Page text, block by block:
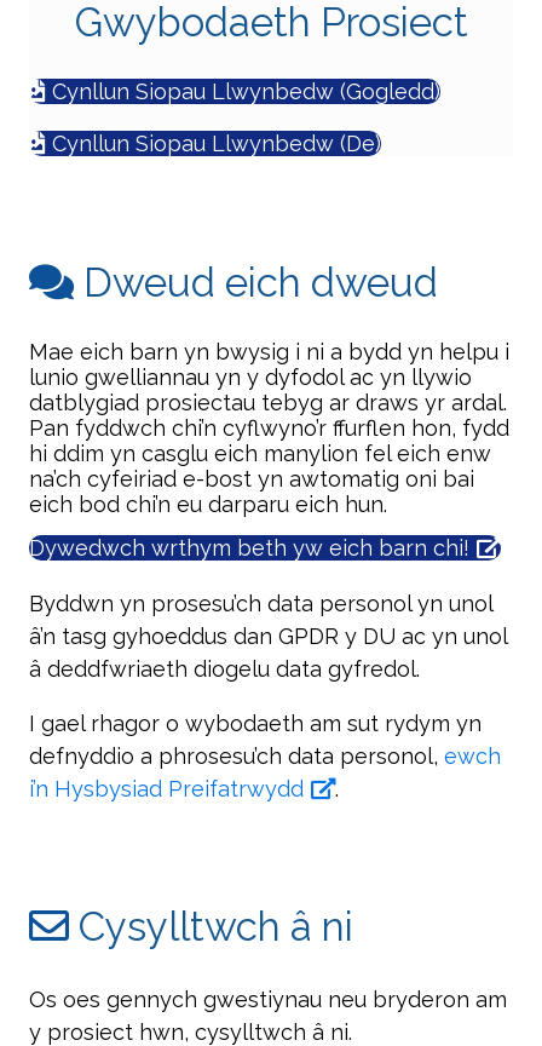
Gwybodaeth Prosiect
Cynllun Siopau Llwynbedw (Gogledd)
Cynllun Siopau Llwynbedw (De)
Dweud eich dweud
Mae eich barn yn bwysig i ni a bydd yn helpu i
lunio gwelliannau yn y dyfodol ac yn llywio
datblygiad prosiectau tebyg ar draws yr ardal.
Pan fyddwch chi’n cyflwyno’r ffurflen hon, fydd
hi ddim yn casglu eich manylion fel eich enw
na’ch cyfeiriad e-bost yn awtomatig oni bai
eich bod chi’n eu darparu eich hun.
Dywedwch wrthym beth yw eich barn chi!
Byddwn yn prosesu’ch data personol yn unol
â’n tasg gyhoeddus dan GPDR y DU ac yn unol
â deddfwriaeth diogelu data gyfredol.
I gael rhagor o wybodaeth am sut rydym yn
defnyddio a phrosesu’ch data personol,ewch
i’n Hysbysiad Preifatrwydd
.
Cysylltwch â ni
Os oes gennych gwestiynau neu bryderon am
y prosiect hwn, cysylltwch â ni.